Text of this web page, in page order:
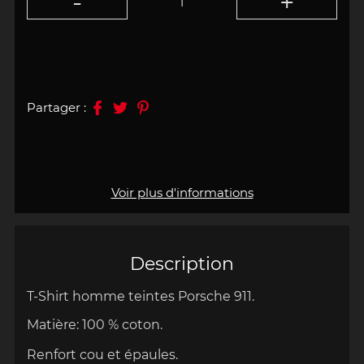
Description
T-Shirt homme teintes Porsche 911.
Matière: 100 % coton.
Renfort cou et épaules.
Voir plus d'informations
Partager :